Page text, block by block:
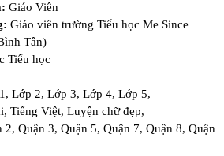
Giáo Viên
Giáo viên trường Tiểu học Me Since
Tân)
Tiểu học
Lớp 2, Lớp 3, Lớp 4, Lớp 5,
Tiếng Việt, Luyện chữ đẹp,
2, Quận 3, Quận 5, Quận 7, Quận 8, Quận